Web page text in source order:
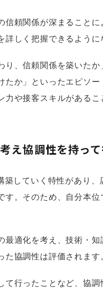
信頼関係が深まること
しく把握できるように
り、信頼関係を築いた
たか」といったエピソ
力や接客スキルがあるこ
え協調性を持っ
築していく特性があり
す。そのため、自分本
最適化を考え、技術・
協調性は評価されます
て行ったことなど、協